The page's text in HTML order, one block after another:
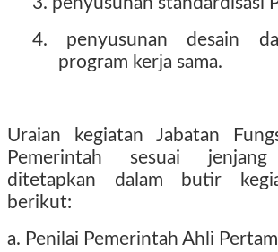
4. penyusunan desain
program kerja sama.
Uraian kegiatan Jabatan
Pemerintah sesuai jenjang
ditetapkan dalam butir
berikut:
a. Penilai Pemerintah Ahli